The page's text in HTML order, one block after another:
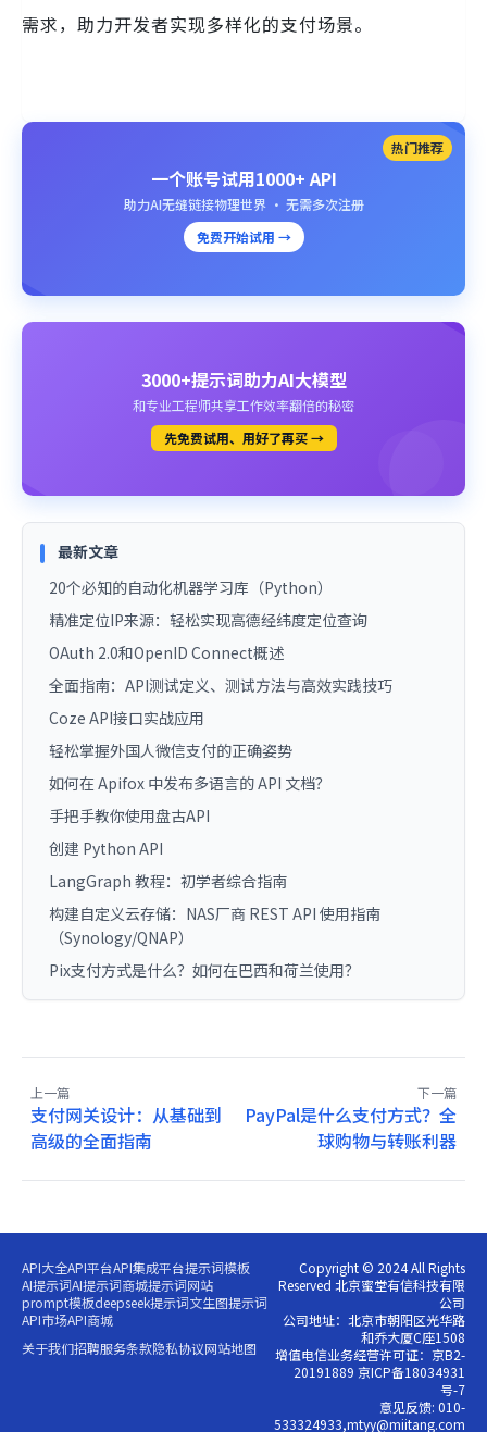
需求，助力开发者实现多样化的支付场景。
热门推荐
一个账号试用1000+ API
助力AI无缝链接物理世界 · 无需多次注册
免费开始试用 →
3000+提示词助力AI大模型
和专业工程师共享工作效率翻倍的秘密
先免费试用、用好了再买 →
最新文章
20个必知的自动化机器学习库（Python）
精准定位IP来源：轻松实现高德经纬度定位查询
OAuth 2.0和OpenID Connect概述
全面指南：API测试定义、测试方法与高效实践技巧
Coze API接口实战应用
轻松掌握外国人微信支付的正确姿势
如何在 Apifox 中发布多语言的 API 文档？
手把手教你使用盘古API
创建 Python API
LangGraph 教程：初学者综合指南
构建自定义云存储：NAS厂商 REST API 使用指南
（Synology/QNAP）
Pix支付方式是什么？如何在巴西和荷兰使用？
上一篇
支付网关设计：从基础到
高级的全面指南
下一篇
PayPal是什么支付方式？全
球购物与转账利器
API大全API平台API集成平台提示词模板
AI提示词AI提示词商城提示词网站
prompt模板deepseek提示词文生图提示词
API市场API商城
关于我们招聘服务条款隐私协议网站地图
Copyright © 2024 All Rights
Reserved 北京蜜堂有信科技有限
公司
公司地址：北京市朝阳区光华路
和乔大厦C座1508
增值电信业务经营许可证：京B2-
20191889 京ICP备18034931
号-7
意见反馈: 010-
533324933,mtyy@miitang.com